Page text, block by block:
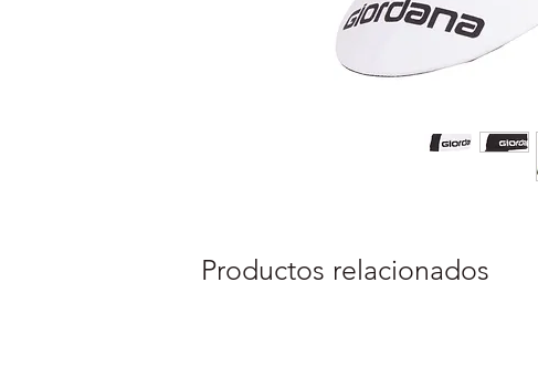
Productos relacionados